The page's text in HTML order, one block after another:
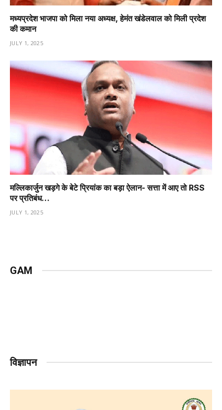
मध्यप्रदेश भाजपा को मिला नया अध्यक्ष, हेमंत खंडेलवाल को मिली प्रदेश
की कमान
JULY 1, 2025
मल्लिकार्जुन खड़गे के बेटे प्रियांक का बड़ा ऐलान- सत्ता में आए तो RSS
पर प्रतिबंध…
JULY 1, 2025
GAM
विज्ञापन